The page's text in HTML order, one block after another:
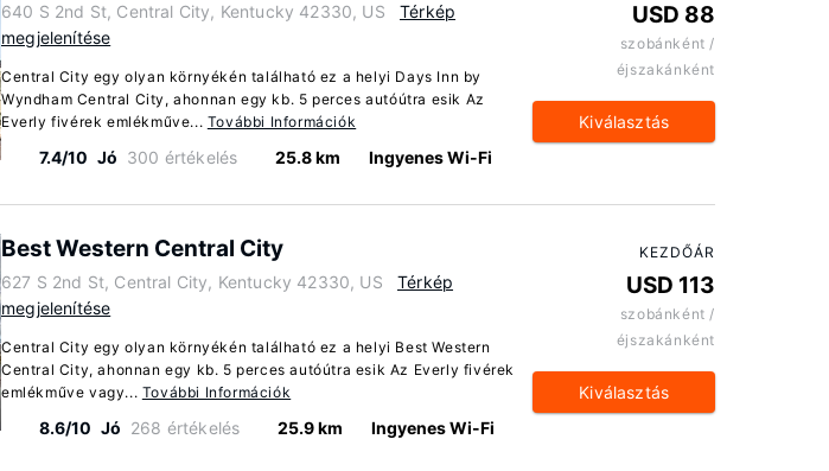
640 S 2nd St, Central City, Kentucky 42330, US
Térkép
megjelenítése
Central City egy olyan környékén található ez a helyi Days Inn by
Wyndham Central City, ahonnan egy kb. 5 perces autóútra esik Az
Everly fivérek emlékműve... További Információk
7.4/10 Jó 300 értékelés 25.8 km Ingyenes Wi-Fi
USD 88
szobánként /
éjszakánként
Kiválasztás
Best Western Central City
627 S 2nd St, Central City, Kentucky 42330, US
Térkép
megjelenítése
Central City egy olyan környékén található ez a helyi Best Western
Central City, ahonnan egy kb. 5 perces autóútra esik Az Everly fivérek
emlékműve vagy... További Információk
8.6/10 Jó 268 értékelés 25.9 km Ingyenes Wi-Fi
KEZDŐÁR
USD 113
szobánként /
éjszakánként
Kiválasztás